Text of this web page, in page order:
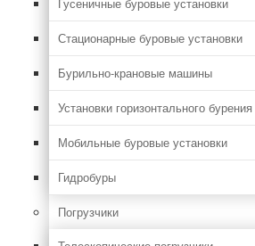
Стационарные буровые установки
Бурильно-крановые машины
Установки горизонтального бурения
Мобильные буровые установки
Гидробуры
Погрузчики